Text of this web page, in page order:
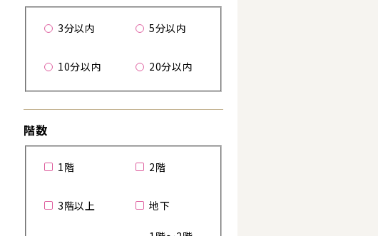
3分以内 5分以内
10分以内 20分以内
階数
1階 2階
3階以上 地下